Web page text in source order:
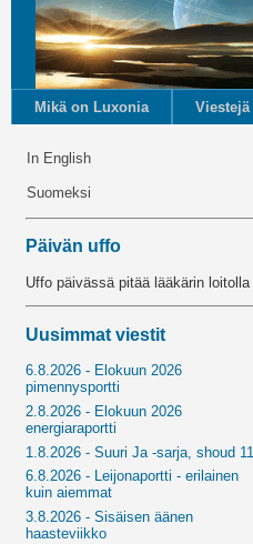
Mikä on Luxonia Viestejä
In English
Suomeksi
Päivän uffo
Uffo päivässä pitää lääkärin loitolla
Uusimmat viestit
6.8.2026 - Elokuun 2026
pimennysportti
2.8.2026 - Elokuun 2026
energiaraportti
1.8.2026 - Suuri Ja -sarja, shoud 11
6.8.2026 - Leijonaportti - erilainen
kuin aiemmat
3.8.2026 - Sisäisen äänen
haasteviikko